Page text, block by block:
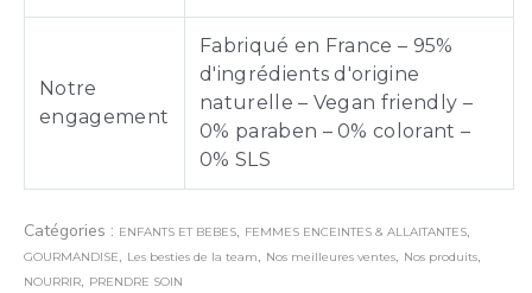
Notre
engagement
Fabriqué en France – 95%
d'ingrédients d'origine
naturelle – Vegan friendly –
0% paraben – 0% colorant –
0% SLS
Catégories : ENFANTS ET BEBES, FEMMES ENCEINTES & ALLAITANTES,
GOURMANDISE, Les besties de la team, Nos meilleures ventes, Nos produits,
NOURRIR, PRENDRE SOIN